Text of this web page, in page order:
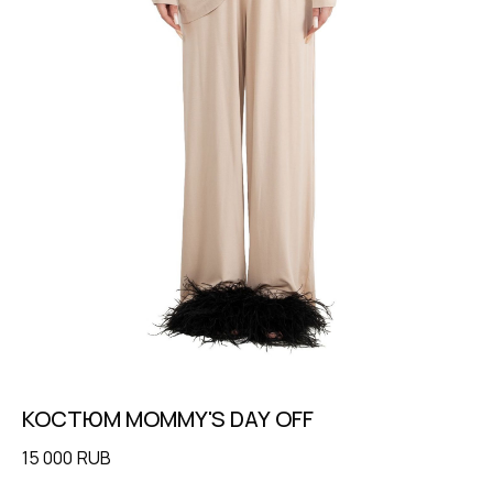
КОСТЮМ MOMMY'S DAY OFF
15 000 RUB